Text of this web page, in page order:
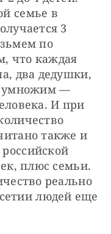
семье в
3
по
что каждая
два дедушки,
умножим —
И при
также и
плюс семьи.
реально
людей еще